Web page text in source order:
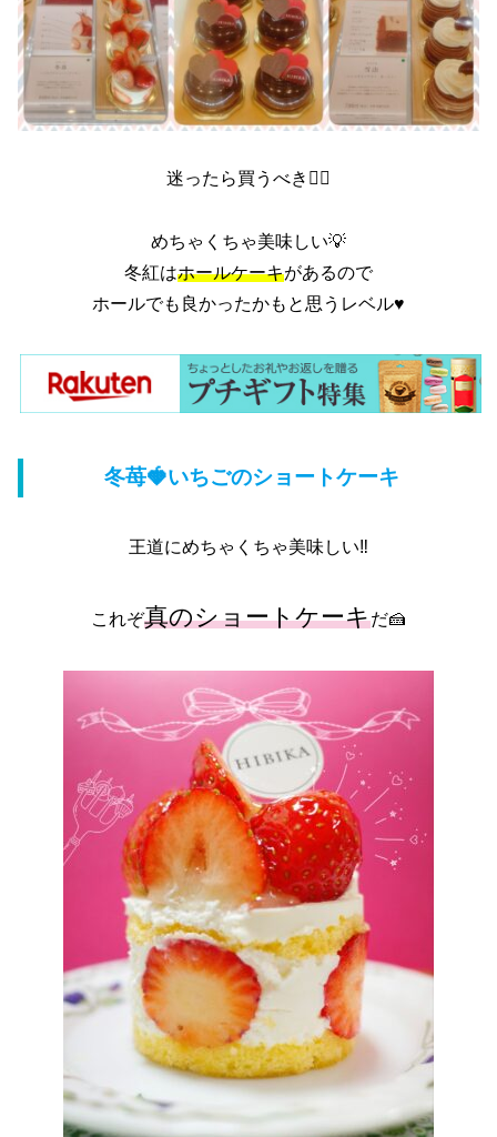
迷ったら買うべき👆🏻
めちゃくちゃ美味しい💡
冬紅はホールケーキがあるので
ホールでも良かったかもと思うレベル♥️
冬苺🍓いちごのショートケーキ
王道にめちゃくちゃ美味しい‼️
これぞ真のショートケーキだ🍰